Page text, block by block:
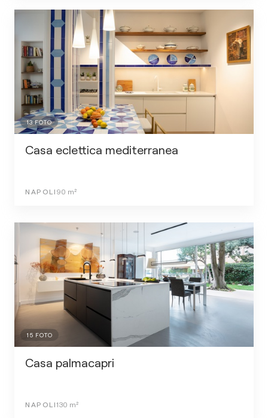
13 FOTO
Casa eclettica mediterranea
NAPOLI 90 m²
15 FOTO
Casa palmacapri
NAPOLI130 m²